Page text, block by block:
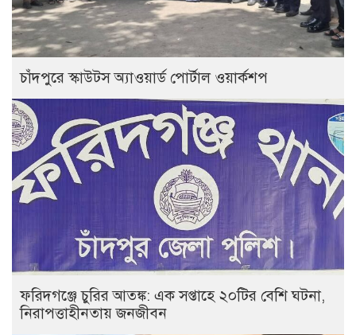
চাঁদপুরে স্কাউটস অ্যাওয়ার্ড পোর্টাল ওয়ার্কশপ
ফরিদগঞ্জে চুরির আতঙ্ক: এক সপ্তাহে ২০টির বেশি ঘটনা,
নিরাপত্তাহীনতায় জনজীবন